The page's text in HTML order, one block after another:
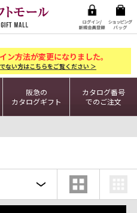
ン方法が変更になりました。
ない方はこちらをご覧ください ＞
阪急の
カタログギフト
カタログ番号
でのご注文